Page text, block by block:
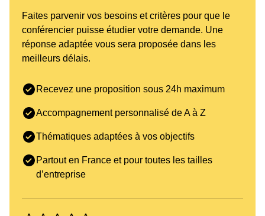
Faites parvenir vos besoins et critères pour que le
conférencier puisse étudier votre demande. Une
réponse adaptée vous sera proposée dans les
meilleurs délais.
Recevez une proposition sous 24h maximum
Accompagnement personnalisé de A à Z
Thématiques adaptées à vos objectifs
Partout en France et pour toutes les tailles
d’entreprise